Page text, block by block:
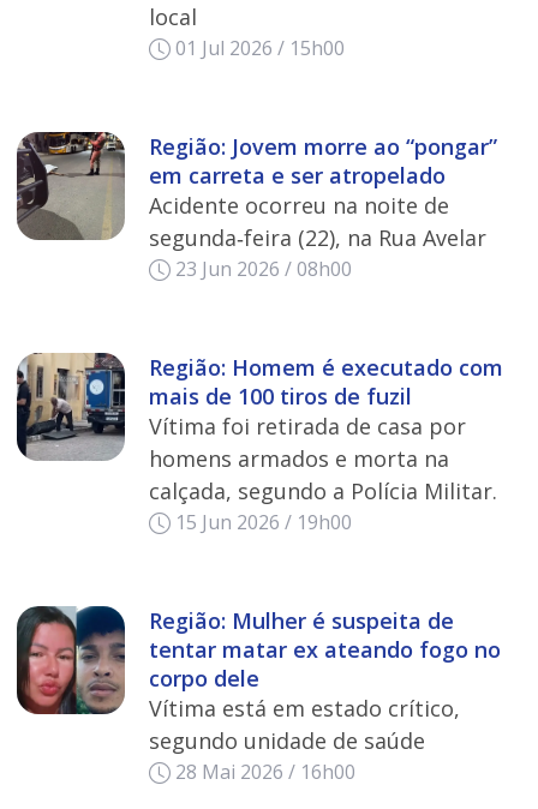
local
01 Jul 2026 / 15h00
Região: Jovem morre ao “pongar”
em carreta e ser atropelado
Acidente ocorreu na noite de
segunda‑feira (22), na Rua Avelar
23 Jun 2026 / 08h00
Região: Homem é executado com
mais de 100 tiros de fuzil
Vítima foi retirada de casa por
homens armados e morta na
calçada, segundo a Polícia Militar.
15 Jun 2026 / 19h00
Região: Mulher é suspeita de
tentar matar ex ateando fogo no
corpo dele
Vítima está em estado crítico,
segundo unidade de saúde
28 Mai 2026 / 16h00